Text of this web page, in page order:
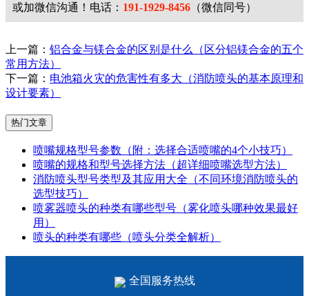
或加微信沟通！电话： 191-1929-8456 （微信同号）
上一篇： 铝合金与镁合金的区别是什么（区分铝镁合金的五个
常用方法）
下一篇： 电池箱火灾的危害性有多大（消防喷头的基本原理和
设计要素）
热门文章
喷嘴规格型号参数（附：选择合适喷嘴的4个小技巧）
喷嘴的规格和型号选择方法（超详细喷嘴选型方法）
消防喷头型号类型及其应用大全（不同环境消防喷头的
选型技巧）
喷雾器喷头的种类有哪些型号（雾化喷头哪种效果最好
用）
喷头的种类有哪些（喷头分类全解析）
全国服务热线